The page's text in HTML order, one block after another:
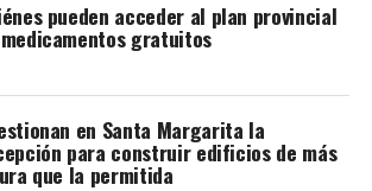
pueden acceder al plan provincial
gratuitos
en Santa Margarita la
para construir edificios de más
que la permitida